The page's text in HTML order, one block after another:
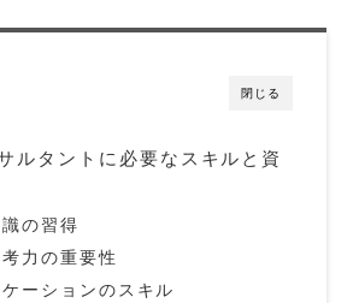
閉じる
ルタントに必要なスキルと資
の習得
力の重要性
ーションのスキル